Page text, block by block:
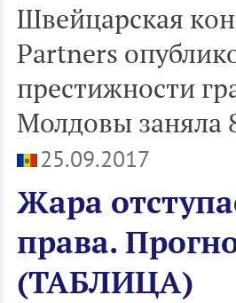
Швейцарская
Partners
престижности
Молдовы заняла
25.09.2017
Жара
права.
(ТАБЛИЦА)